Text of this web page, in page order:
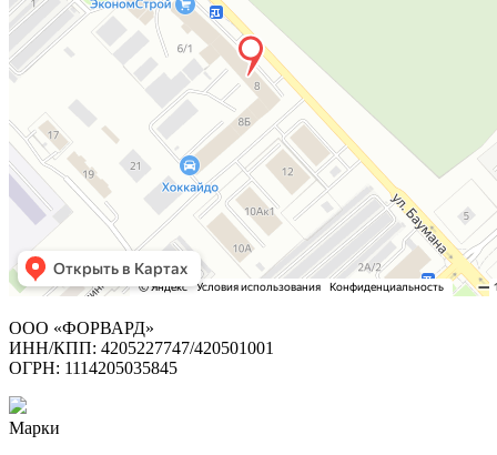
ООО «ФОРВАРД»
ИНН/КПП: 4205227747/420501001
ОГРН: 1114205035845
Марки